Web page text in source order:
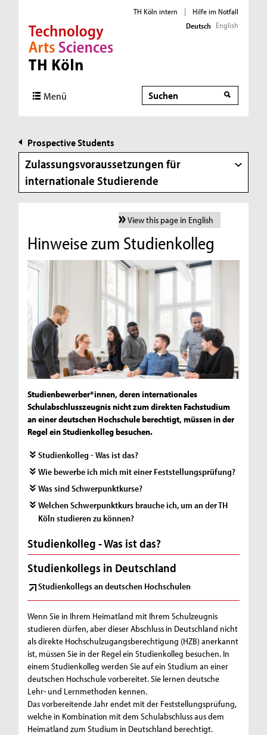
Direkt zur Hauptnavigation
Direkt zur Subnavigation
Direkt zum Inhalt
Direkt zum Fußbereich
TH Köln intern |
Hilfe im Notfall
Deutsch English
Menü Suche
Prospective Students
Zulassungsvoraussetzungen für
internationale Studierende
View this page in English
Hinweise zum Studienkolleg
Studienbewerber*innen, deren internationales
Schulabschlusszeugnis nicht zum direkten Fachstudium
an einer deutschen Hochschule berechtigt, müssen in der
Regel ein Studienkolleg besuchen.
Studienkolleg - Was ist das?
Wie bewerbe ich mich mit einer Feststellungsprüfung?
Was sind Schwerpunktkurse?
Welchen Schwerpunktkurs brauche ich, um an der TH
Köln studieren zu können?
Studienkolleg - Was ist das?
Studienkollegs in Deutschland
Studienkollegs an deutschen Hochschulen
Wenn Sie in Ihrem Heimatland mit Ihrem Schulzeugnis
studieren dürfen, aber dieser Abschluss in Deutschland nicht
als direkte Hochschulzugangsberechtigung (HZB) anerkannt
ist, müssen Sie in der Regel ein Studienkolleg besuchen. In
einem Studienkolleg werden Sie auf ein Studium an einer
deutschen Hochschule vorbereitet. Sie lernen deutsche
Lehr- und Lernmethoden kennen.
Das vorbereitende Jahr endet mit der Feststellungsprüfung,
welche in Kombination mit dem Schulabschluss aus dem
Heimatland zum Studium in Deutschland berechtigt.